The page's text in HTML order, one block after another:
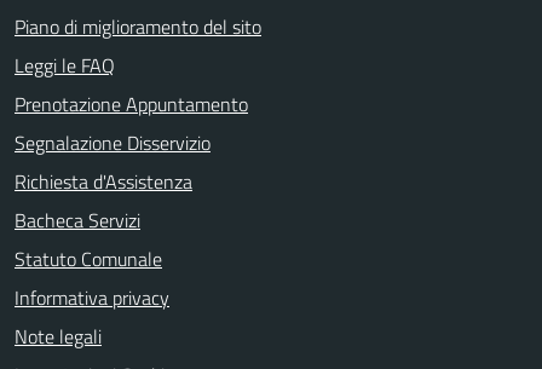
Piano di miglioramento del sito
Leggi le FAQ
Prenotazione Appuntamento
Segnalazione Disservizio
Richiesta d'Assistenza
Bacheca Servizi
Statuto Comunale
Informativa privacy
Note legali